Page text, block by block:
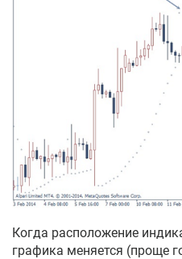
Когда расположение
графика меняется (проще